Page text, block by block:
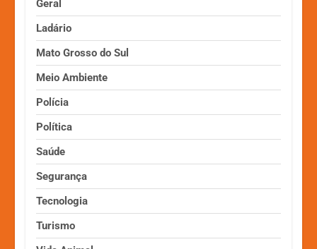
Geral
Ladário
Mato Grosso do Sul
Meio Ambiente
Polícia
Política
Saúde
Segurança
Tecnologia
Turismo